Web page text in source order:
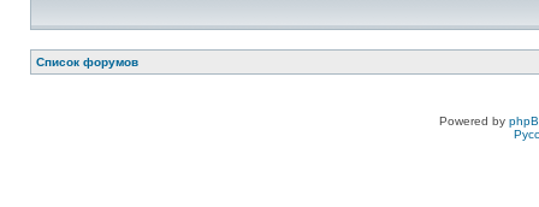
Список форумов
Powered by